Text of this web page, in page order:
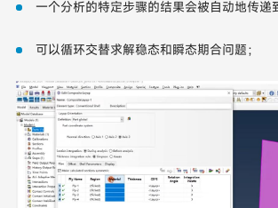
一个分析的特定步骤的结果会被自动地传递
可以循环交替求解稳态和瞬态期合问题；